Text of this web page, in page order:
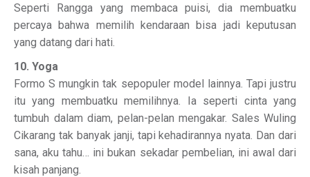
Seperti Rangga yang membaca puisi, dia membuatku
percaya bahwa memilih kendaraan bisa jadi keputusan
yang datang dari hati.
10. Yoga
Formo S mungkin tak sepopuler model lainnya. Tapi justru
itu yang membuatku memilihnya. Ia seperti cinta yang
tumbuh dalam diam, pelan-pelan mengakar. Sales Wuling
Cikarang tak banyak janji, tapi kehadirannya nyata. Dan dari
sana, aku tahu… ini bukan sekadar pembelian, ini awal dari
kisah panjang.